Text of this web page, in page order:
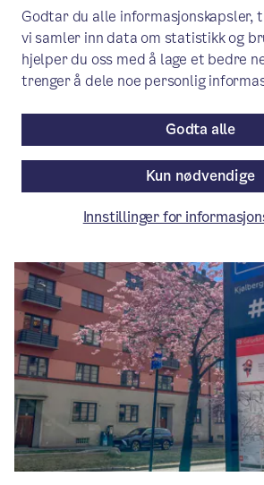
som en av mange saker i
byrådsmøte før sommeren.
Artikkelen er mer enn ett år
Godtar du alle informasjonskapsler,
vi samler inn data om statistikk og
hjelper du oss med å lage et bedre
trenger å dele noe personlig
Kun nødvendige
Godta alle
Innstillinger for